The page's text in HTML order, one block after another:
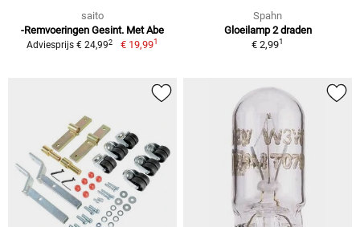
saito
-Remvoeringen Gesint. Met Abe
Adviesprijs € 24,992 € 19,991
Spahn
Gloeilamp 2 draden
€ 2,991